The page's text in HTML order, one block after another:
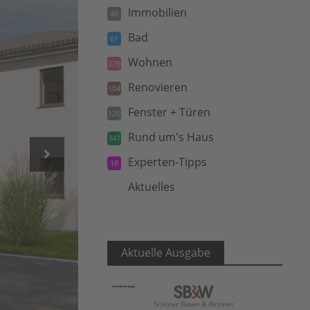
48 Immobilien
61 Bad
279 Wohnen
104 Renovieren
120 Fenster + Türen
347 Rund um's Haus
18 Experten-Tipps
Aktuelles
Aktuelle Ausgabe